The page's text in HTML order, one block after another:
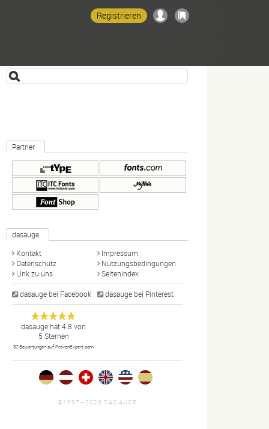
Registrieren
Partner
dasauge
Kontakt
Impressum
Datenschutz
Nutzungsbedingungen
Link zu uns
Seitenindex
dasauge bei Facebook dasauge bei Pinterest
dasauge
Designer,
Fotografen,
Agenturen,
Portfolios
und Jobs.
Anonym
dasauge hat4.8 von
5 Sternen
37 Bewertungen auf ProvenExpert.com
©1997—2026 DAS AUGE